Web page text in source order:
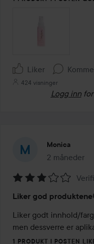
Liker
424 visninger
Logg inn
Monica
2 måneder
Innlegget
3
av
5
Liker god
Liker godt innhold/
men dessverre er
1 PRODUKT I POSTEN